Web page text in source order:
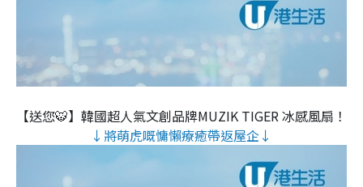
【送您🐯】韓國超人氣文創品牌MUZIK TIGER 冰感風扇！
↓將萌虎嘅慵懶療癒帶返屋企↓